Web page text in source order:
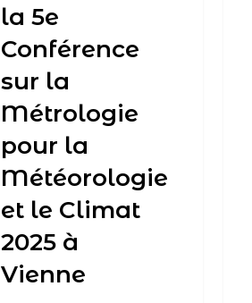
la 5e
Conférence
sur la
Métrologie
pour la
Météorologie
et le Climat
2025 à
Vienne